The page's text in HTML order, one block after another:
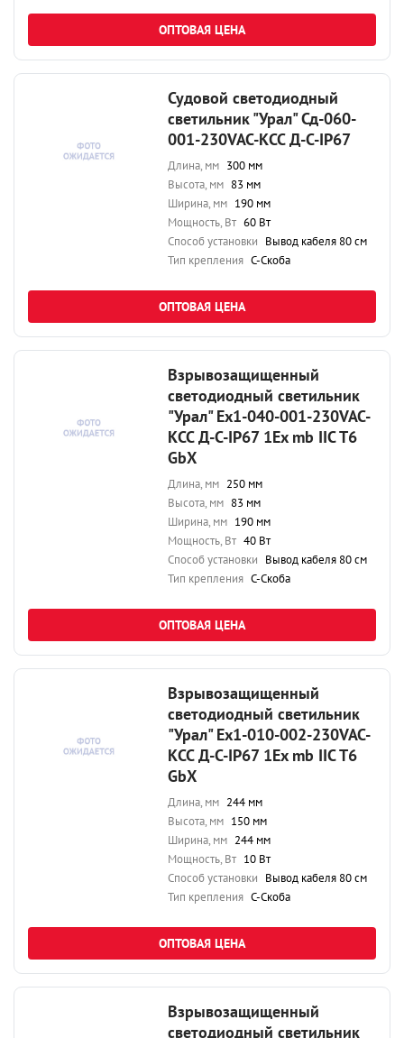
ОПТОВАЯ ЦЕНА
Судовой светодиодный
светильник "Урал" Сд-060-
001-230VAC-КСС Д-С-IP67
Длина, мм 300 мм
Высота, мм 83 мм
Ширина, мм 190 мм
Мощность, Вт 60 Вт
Способ установки Вывод кабеля 80 см
Тип крепления С-Скоба
ОПТОВАЯ ЦЕНА
Взрывозащищенный
светодиодный светильник
"Урал" Ex1-040-001-230VAC-
КСС Д-С-IP67 1Ex mb IIC T6
GbX
Длина, мм 250 мм
Высота, мм 83 мм
Ширина, мм 190 мм
Мощность, Вт 40 Вт
Способ установки Вывод кабеля 80 см
Тип крепления С-Скоба
ОПТОВАЯ ЦЕНА
Взрывозащищенный
светодиодный светильник
"Урал" Ex1-010-002-230VAC-
КСС Д-С-IP67 1Ex mb IIC T6
GbX
Длина, мм 244 мм
Высота, мм 150 мм
Ширина, мм 244 мм
Мощность, Вт 10 Вт
Способ установки Вывод кабеля 80 см
Тип крепления С-Скоба
ОПТОВАЯ ЦЕНА
Взрывозащищенный
светодиодный светильник